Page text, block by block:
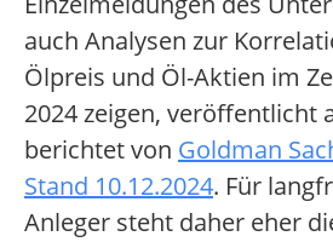
auch Analysen zur
Ölpreis und Öl-Aktien im
2024 zeigen, veröffentlicht
berichtet von Goldman
Stand 10.12.2024. Für
Anleger steht daher eher